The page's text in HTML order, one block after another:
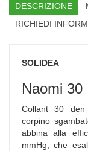
DESCRIZIONE
RICHIEDI
SOLIDEA
Naomi 30
Collant 30 den
corpino
abbina alla
mmHg, che